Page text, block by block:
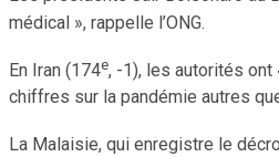
médical », rappelle l’ONG.
En Iran (174e, -1), les autorités ont
chiffres sur la pandémie autres
La Malaisie, qui enregistre le